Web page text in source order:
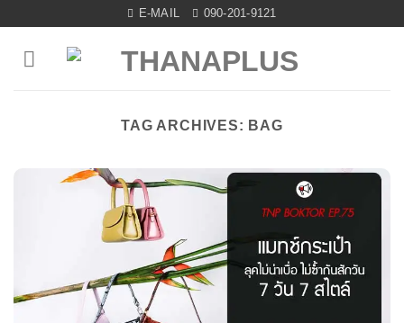
content
E-MAIL 090-201-9121
TAG ARCHIVES: BAG